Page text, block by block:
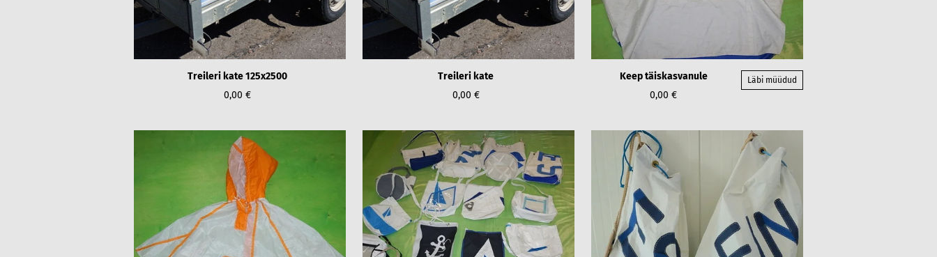
Treileri kate 125x2500
0,00 €
Treileri kate
0,00 €
Keep täiskasvanule
0,00 €
Läbi müüdud